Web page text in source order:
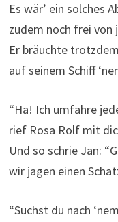
Es wär’ ein solches
zudem noch frei von
Er bräuchte
auf seinem Schiff
“Ha! Ich umfahre
rief Rosa Rolf mit
Und so schrie Jan:
wir jagen einen
“Suchst du nach